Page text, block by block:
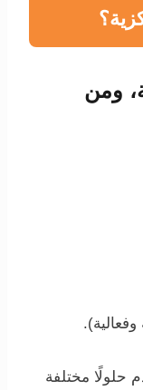
ومن
حلولًا مختلفة